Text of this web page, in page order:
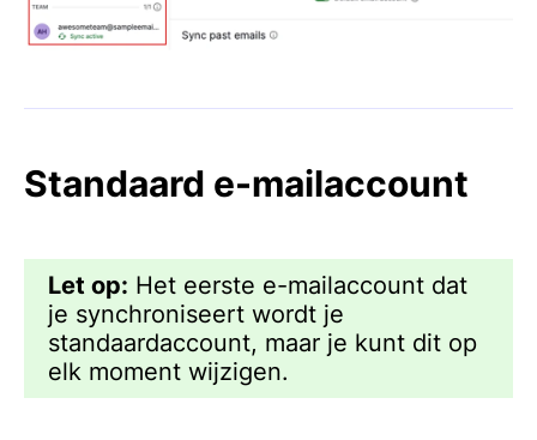
Standaard e-mailaccount
Let op: Het eerste e-mailaccount dat
je synchroniseert wordt je
standaardaccount, maar je kunt dit op
elk moment wijzigen.